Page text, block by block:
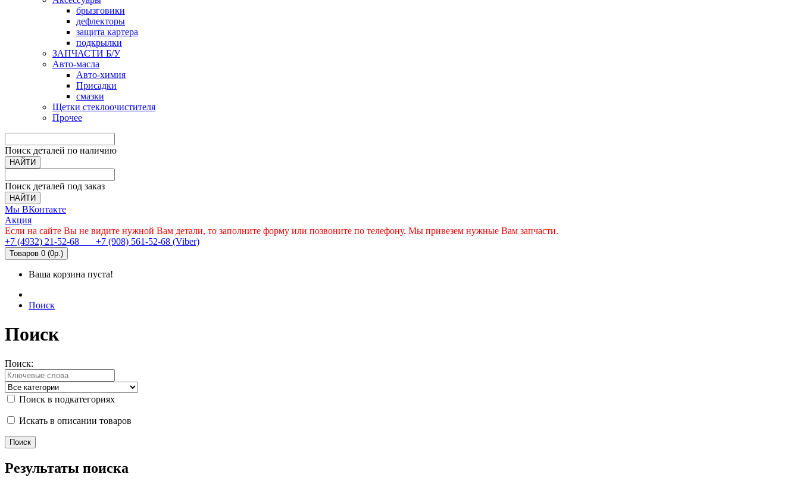
брызговики
дефлекторы
защита картера
подкрылки
ЗАПЧАСТИ Б/У
Авто-масла
Авто-химия
Присадки
смазки
Щетки стеклоочистителя
Прочее
Поиск деталей по наличию
НАЙТИ
Поиск деталей под заказ
НАЙТИ
Мы ВКонтакте
Акция
Если на сайте Вы не видите нужной Вам детали, то заполните форму или позвоните по телефону. Мы привезем нужные Вам запчасти.
+7 (4932) 21-52-68
+7 (908) 561-52-68 (Viber)
Товаров 0 (0р.)
Ваша корзина пуста!
Поиск
Поиск
Поиск:
Поиск в подкатегориях
Искать в описании товаров
Результаты поиска